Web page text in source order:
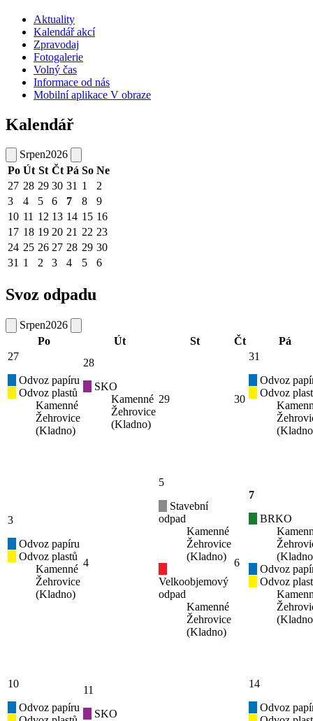
Aktuality
Kalendář akcí
Zpravodaj
Fotogalerie
Volný čas
Informace od nás
Mobilní aplikace V obraze
Kalendář
Srpen2026
Po Út St Čt Pá So Ne
27 28 29 30 31 1
2
3
4 5 6 7 8
9
10 11 12 13 14 15 16
17 18 19 20 21 22 23
24 25 26 27 28 29 30
31 1 2 3 4 5 6
Svoz odpadu
Srpen2026
Po
Út St Čt
Pá
27
Odvoz papíru
Odvoz plastů
Kamenné
Žehrovice
(Kladno)
28
SKO
Kamenné
Žehrovice
(Kladno)
29 30
31
Odvoz
Odvoz
3
Odvoz papíru
Odvoz plastů
Kamenné
Žehrovice
(Kladno)
4
5
Stavební
odpad
Kamenné
Žehrovice
(Kladno)
Velkoobjemový
odpad
Kamenné
Žehrovice
(Kladno)
6
7
BRKO
Odvoz
Odvoz
10
Odvoz papíru
11
SKO
14
Odvoz